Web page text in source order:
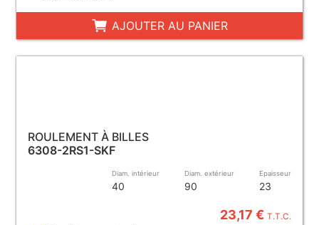
AJOUTER AU PANIER
ROULEMENT À BILLES
6308-2RS1-SKF
Diam. intérieur
40
Diam. extérieur
90
Epaisseur
23
23,17 €T.T.C.